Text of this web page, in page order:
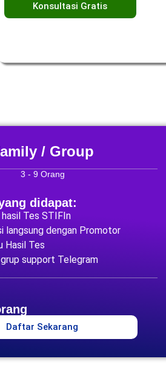
Konsultasi Gratis
/ Group
3 - 9 Orang
didapat:
Tes STIFIn
langsung dengan Promotor
Hasil Tes
support Telegram
Daftar Sekarang